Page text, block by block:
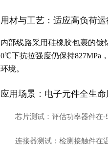
用材与工艺：适应高负荷运
内部线路采用硅橡胶包裹的镀
0℃下抗拉强度仍保持827MPa
环境。
应用场景：电子元件全生
芯片测试：评估功率器件在
连接器测试：检测接触件在